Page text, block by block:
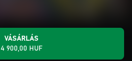
VÁSÁRLÁS
4 900,00 HUF